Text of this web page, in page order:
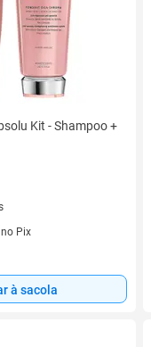
Kit - Shampoo +
no Pix
à sacola